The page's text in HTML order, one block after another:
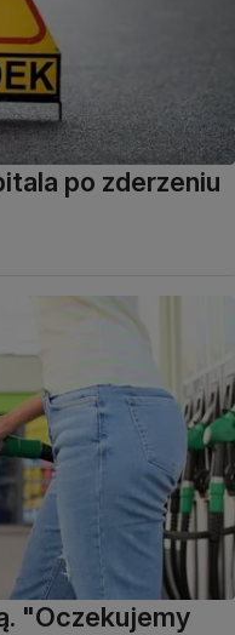
po zderzeniu
"Oczekujemy